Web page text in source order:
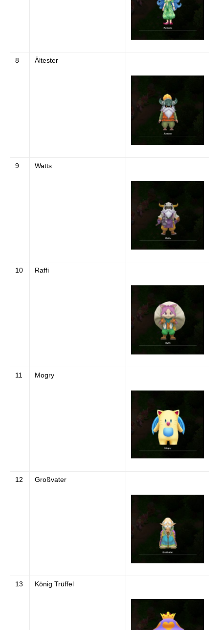
8 Ältester
9 Watts
10 Raffi
11 Mogry
12 Großvater
13 König Trüffel